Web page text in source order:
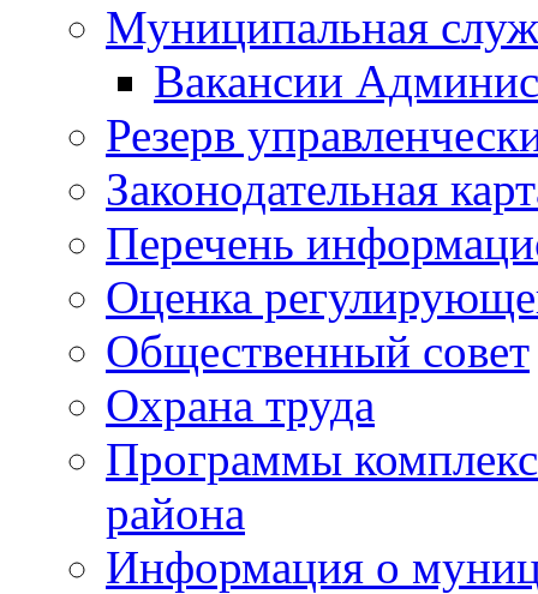
Муниципальная
Вакансии
Резерв
Законодательная
Перечень
Оценка
Общественный совет
Охрана труда
Программы
района
Информация о